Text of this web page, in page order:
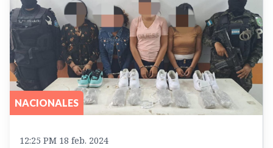
NACIONALES
12:25 PM 18 feb. 2024